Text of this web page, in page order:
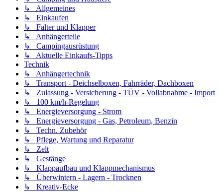
↳ Allgemeines
↳ Einkaufen
↳ Falter und Klapper
↳ Anhängerteile
↳ Campingausrüstung
↳ Aktuelle Einkaufs-Tipps
Technik
↳ Anhängertechnik
↳ Transport - Deichselboxen, Fahrräder, Dachboxen
↳ Zulassung - Versicherung - TÜV - Vollabnahme - Import
↳ 100 km/h-Regelung
↳ Energieversorgung - Strom
↳ Energieversorgung - Gas, Petroleum, Benzin
↳ Techn. Zubehör
↳ Pflege, Wartung und Reparatur
↳ Zelt
↳ Gestänge
↳ Klappaufbau und Klappmechanismus
↳ Überwintern - Lagern - Trocknen
↳ Kreativ-Ecke